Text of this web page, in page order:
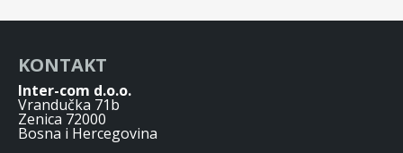
KONTAKT
Inter-com d.o.o.
Vrandučka 71b
Zenica 72000
Bosna i Hercegovina